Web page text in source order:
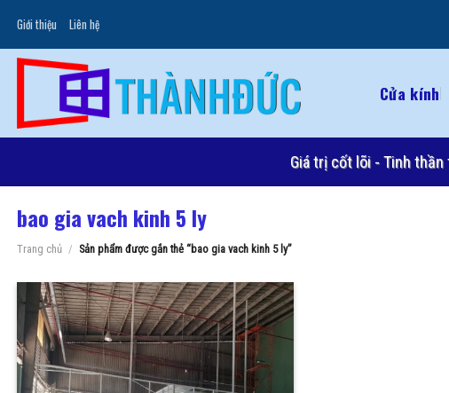
content
Giới thiệu Liên hệ
Cửa kính
Giá trị cốt lõi - Tinh
bao gia vach kinh 5 ly
Trang chủ / Sản phẩm được gắn thẻ “bao gia vach kinh 5 ly”